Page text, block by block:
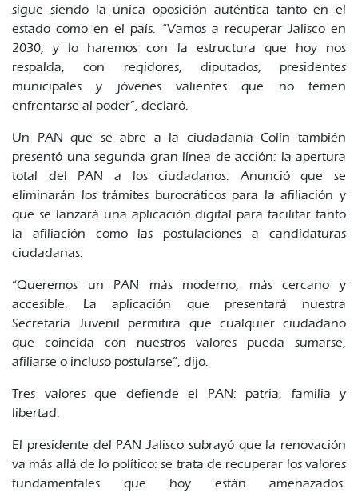
sigue siendo la única oposición auténtica tanto en el
estado como en el país. “Vamos a recuperar Jalisco en
2030, y lo haremos con la estructura que hoy nos
respalda, con regidores, diputados, presidentes
municipales y jóvenes valientes que no temen
enfrentarse al poder”, declaró.
Un PAN que se abre a la ciudadanía Colín también
presentó una segunda gran línea de acción: la apertura
total del PAN a los ciudadanos. Anunció que se
eliminarán los trámites burocráticos para la afiliación y
que se lanzará una aplicación digital para facilitar tanto
la afiliación como las postulaciones a candidaturas
ciudadanas.
“Queremos un PAN más moderno, más cercano y
accesible. La aplicación que presentará nuestra
Secretaría Juvenil permitirá que cualquier ciudadano
que coincida con nuestros valores pueda sumarse,
afiliarse o incluso postularse”, dijo.
Tres valores que defiende el PAN: patria, familia y
libertad.
El presidente del PAN Jalisco subrayó que la renovación
va más allá de lo político: se trata de recuperar los valores
fundamentales que hoy están amenazados.